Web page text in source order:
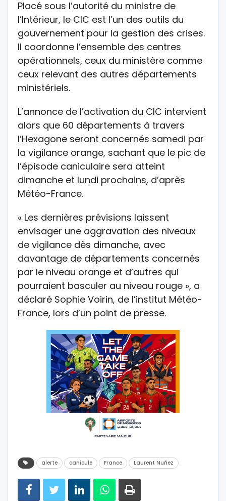
Placé sous l’autorité du ministre de
l’Intérieur, le CIC est l’un des outils du
gouvernement pour la gestion des crises.
Il coordonne l’ensemble des centres
opérationnels, ceux du ministère comme
ceux relevant des autres départements
ministériels.
L’annonce de l’activation du CIC intervient
alors que 60 départements à travers
l’Hexagone seront concernés samedi par
la vigilance orange, sachant que le pic de
l’épisode caniculaire sera atteint
dimanche et lundi prochains, d’après
Météo-France.
« Les dernières prévisions laissent
envisager une aggravation des niveaux
de vigilance dès dimanche, avec
davantage de départements concernés
par le niveau orange et d’autres qui
pourraient basculer au niveau rouge », a
déclaré Sophie Voirin, de l’institut Météo-
France, lors d’un point de presse.
alerte canicule France Laurent Nuñez